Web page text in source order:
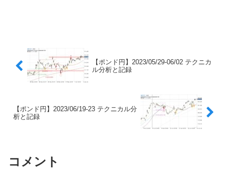
【ポンド円】2023/05/29-06/02 テクニカ
ル分析と記録
【ポンド円】2023/06/19-23 テクニカル分
析と記録
コメント